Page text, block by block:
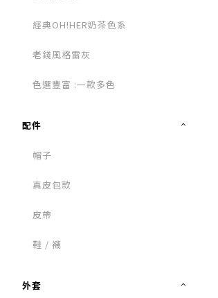
經典OH!HER奶茶色系
老錢風格雷灰
色選豐富 :一款多色
配件
帽子
真皮包款
皮帶
鞋 / 襪
外套